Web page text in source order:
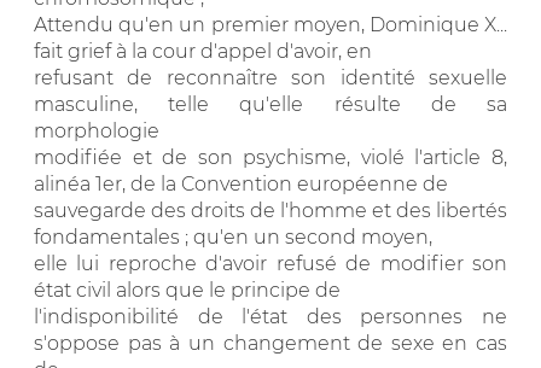
Attendu qu'en un premier moyen, Dominique X...
fait grief à la cour d'appel d'avoir, en
refusant de reconnaître son identité sexuelle
masculine, telle qu'elle résulte de sa
morphologie
modifiée et de son psychisme, violé l'article 8,
alinéa 1er, de la Convention européenne de
sauvegarde des droits de l'homme et des libertés
fondamentales ; qu'en un second moyen,
elle lui reproche d'avoir refusé de modifier son
état civil alors que le principe de
l'indisponibilité de l'état des personnes ne
s'oppose pas à un changement de sexe en cas